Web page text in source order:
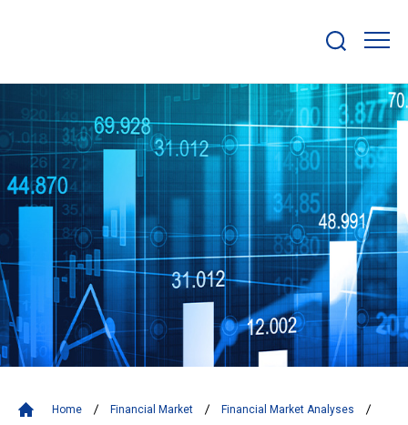
bar
Home Financial Market
Financial Market Analyses